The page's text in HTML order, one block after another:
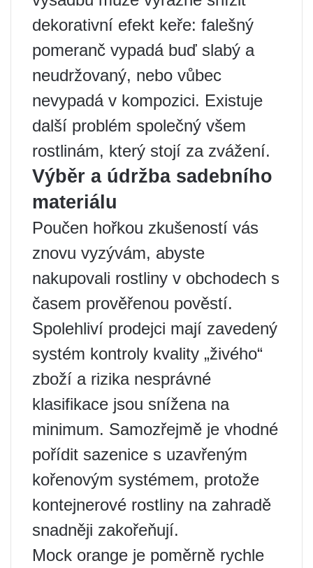
dekorativní efekt keře: falešný
pomeranč vypadá buď slabý a
neudržovaný, nebo vůbec
nevypadá v kompozici. Existuje
další problém společný všem
rostlinám, který stojí za zvážení.
Výběr a údržba sadebního
materiálu
Poučen hořkou zkušeností vás
znovu vyzývám, abyste
nakupovali rostliny v obchodech s
časem prověřenou pověstí.
Spolehliví prodejci mají zavedený
systém kontroly kvality „živého“
zboží a rizika nesprávné
klasifikace jsou snížena na
minimum. Samozřejmě je vhodné
pořídit sazenice s uzavřeným
kořenovým systémem, protože
kontejnerové rostliny na zahradě
snadněji zakořeňují.
Mock orange je poměrně rychle